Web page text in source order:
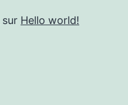
sur Hello world!